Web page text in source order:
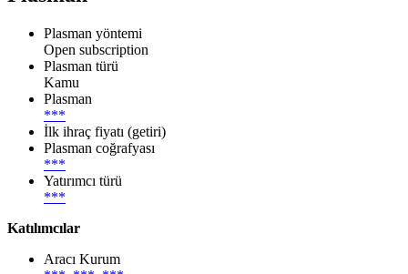
Plasman yöntemi
Open subscription
Plasman türü
Kamu
Plasman
***
İlk ihraç fiyatı (getiri)
Plasman coğrafyası
***
Yatırımcı türü
***
Katılımcılar
Aracı Kurum